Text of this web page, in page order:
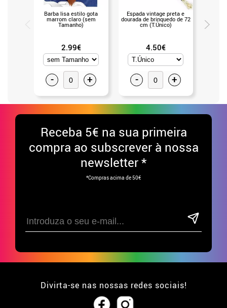
Barba lisa estilo gota
marrom claro (sem
Tamanho)
2.99€
- +
Espada vintage preta e
dourada de brinquedo de 72
cm (T.Único)
4.50€
- +
Receba 5€ na sua primeira
compra ao subscrever à nossa
newsletter *
*Compras acima de 50€
Divirta-se nas nossas redes sociais!